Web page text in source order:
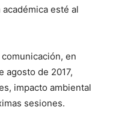
esté al
en
agosto de 2017,
impacto ambiental
sesiones.